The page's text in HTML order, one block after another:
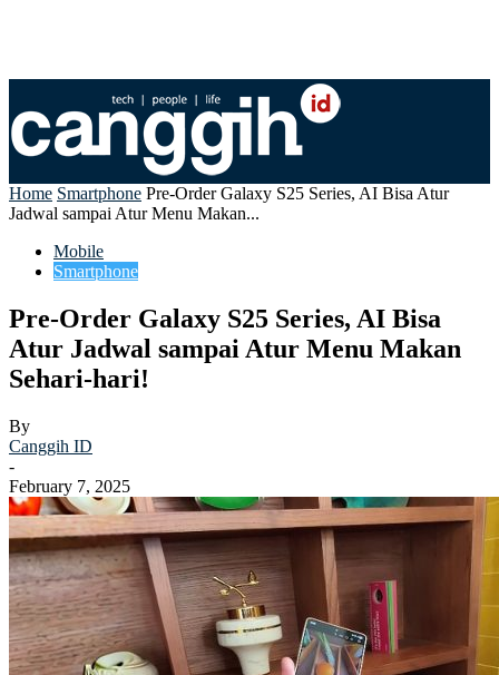
Home Smartphone Pre-Order Galaxy S25 Series, AI Bisa Atur
Jadwal sampai Atur Menu Makan...
Mobile
Smartphone
Pre-Order Galaxy S25 Series, AI Bisa
Atur Jadwal sampai Atur Menu Makan
Sehari-hari!
By
Canggih ID
-
February 7, 2025